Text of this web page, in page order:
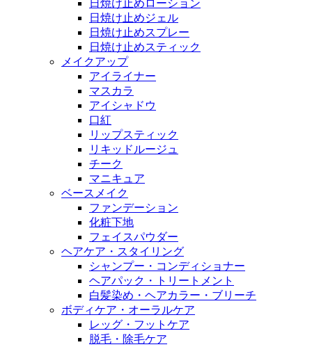
日焼け止めローション
日焼け止めジェル
日焼け止めスプレー
日焼け止めスティック
メイクアップ
アイライナー
マスカラ
アイシャドウ
口紅
リップスティック
リキッドルージュ
チーク
マニキュア
ベースメイク
ファンデーション
化粧下地
フェイスパウダー
ヘアケア・スタイリング
シャンプー・コンディショナー
ヘアパック・トリートメント
白髪染め・ヘアカラー・ブリーチ
ボディケア・オーラルケア
レッグ・フットケア
脱毛・除毛ケア